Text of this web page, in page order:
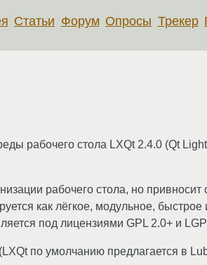
Статьи Форум Опросы Трекер
рабочего стола LXQt 2.4.0 (Qt
рабочего стола, но
как лёгкое, модульное,
под лицензиями GPL 2.0+ и
по умолчанию предлагается в